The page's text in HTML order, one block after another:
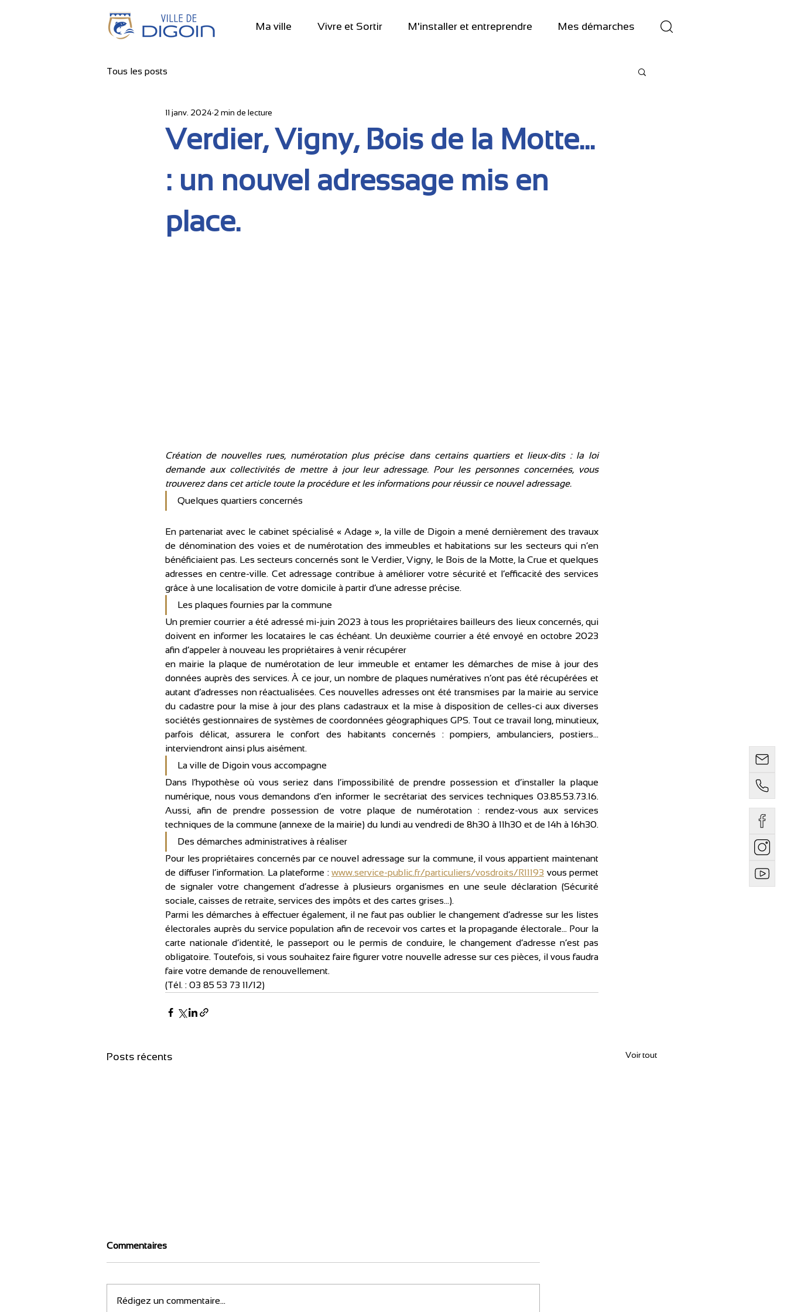
Ma ville Vivre et Sortir M'installer et entreprendre Mes démarches
Tous les posts
Verdier, Vigny, Bois de la Motte...
: un nouvel adressage mis en
place.
11 janv. 2024 2 min de lecture
Création de nouvelles rues, numérotation plus précise dans certains quartiers et lieux-dits : la loi
demande aux collectivités de mettre à jour leur adressage. Pour les personnes concernées, vous
trouverez dans cet article toute la procédure et les informations pour réussir ce nouvel adressage.
Quelques quartiers concernés
En partenariat avec le cabinet spécialisé « Adage », la ville de Digoin a mené dernièrement des travaux
de dénomination des voies et de numérotation des immeubles et habitations sur les secteurs qui n’en
bénéficiaient pas. Les secteurs concernés sont le Verdier, Vigny, le Bois de la Motte, la Crue et quelques
adresses en centre-ville. Cet adressage contribue à améliorer votre sécurité et l’efficacité des services
grâce à une localisation de votre domicile à partir d’une adresse précise.
Les plaques fournies par la commune
Un premier courrier a été adressé mi-juin 2023 à tous les propriétaires bailleurs des lieux concernés, qui
doivent en informer les locataires le cas échéant. Un deuxième courrier a été envoyé en octobre 2023
afin d’appeler à nouveau les propriétaires à venir récupérer
en mairie la plaque de numérotation de leur immeuble et entamer les démarches de mise à jour des
données auprès des services. À ce jour, un nombre de plaques numératives n’ont pas été récupérées et
autant d’adresses non réactualisées. Ces nouvelles adresses ont été transmises par la mairie au service
du cadastre pour la mise à jour des plans cadastraux et la mise à disposition de celles-ci aux diverses
sociétés gestionnaires de systèmes de coordonnées géographiques GPS. Tout ce travail long, minutieux,
parfois délicat, assurera le confort des habitants concernés : pompiers, ambulanciers, postiers…
interviendront ainsi plus aisément.
La ville de Digoin vous accompagne
Dans l’hypothèse où vous seriez dans l’impossibilité de prendre possession et d’installer la plaque
numérique, nous vous demandons d’en informer le secrétariat des services techniques 03.85.53.73.16.
Aussi, afin de prendre possession de votre plaque de numérotation : rendez-vous aux services
Des démarches administratives à réaliser
Pour les propriétaires concernés par ce nouvel adressage sur la commune, il vous appartient maintenant
de diffuser l’information. La plateforme : www.service-public.fr/particuliers/vosdroits/R11193 vous permet
de signaler votre changement d’adresse à plusieurs organismes en une seule déclaration (Sécurité
sociale, caisses de retraite, services des impôts et des cartes grises…).
Parmi les démarches à effectuer également, il ne faut pas oublier le changement d’adresse sur les listes
électorales auprès du service population afin de recevoir vos cartes et la propagande électorale… Pour la
carte nationale d’identité, le passeport ou le permis de conduire, le changement d’adresse n’est pas
obligatoire. Toutefois, si vous souhaitez faire figurer votre nouvelle adresse sur ces pièces, il vous faudra
faire votre demande de renouvellement.
(Tél. : 03 85 53 73 11/12)
Posts récents Voir tout
Commentaires
Rédigez un commentaire...